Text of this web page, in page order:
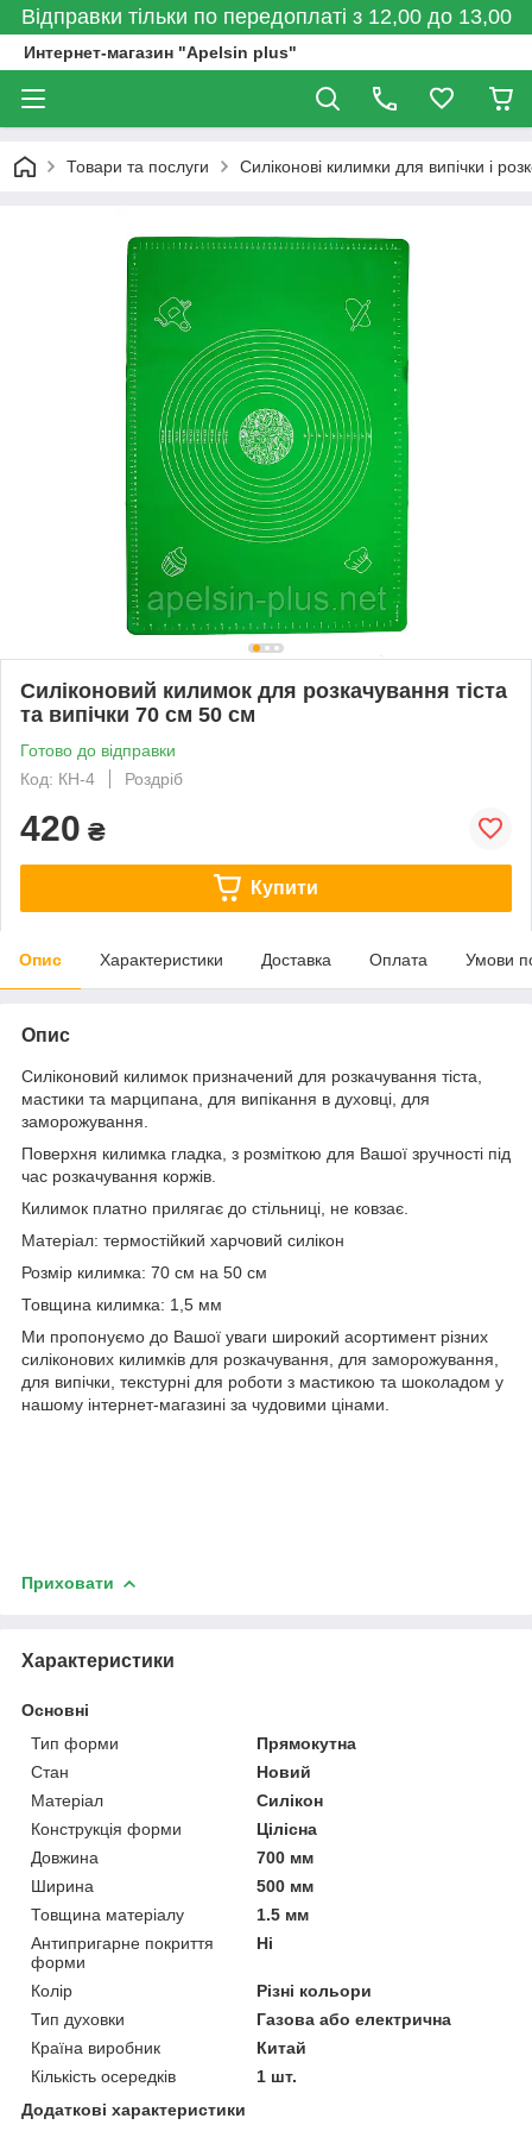
Відправки тільки по передоплаті з 12,00 до 13,00
Интернет-магазин "Apelsin plus"
Товари та послуги Силіконові килимки для випічки і
Силіконовий килимок для розкачування тіста
та випічки 70 см 50 см
Готово до відправки
Код: КН-4
Роздріб
420 ₴
Купити
Опис Характеристики Доставка Оплата Умови
Опис
Силіконовий килимок призначений для розкачування тіста,
мастики та марципана, для випікання в духовці, для
заморожування.
Поверхня килимка гладка, з розміткою для Вашої зручності під
час розкачування коржів.
Килимок платно прилягає до стільниці, не ковзає.
Матеріал: термостійкий харчовий силікон
Розмір килимка: 70 см на 50 см
Товщина килимка: 1,5 мм
Ми пропонуємо до Вашої уваги широкий асортимент різних
силіконових килимків для розкачування, для заморожування,
для випічки, текстурні для роботи з мастикою та шоколадом у
нашому інтернет-магазині за чудовими цінами.
Приховати
Характеристики
Основні
Тип форми
Прямокутна
Стан
Новий
Матеріал
Силікон
Конструкція форми
Цілісна
Довжина
700 мм
Ширина
500 мм
Товщина матеріалу
1.5 мм
Антипригарне покриття
форми
Ні
Колір
Різні кольори
Тип духовки
Газова або електрична
Країна виробник
Китай
Кількість осередків
1 шт.
Додаткові характеристики